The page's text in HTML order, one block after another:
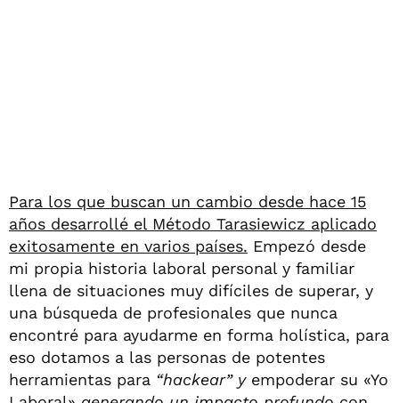
Para los que buscan un cambio desde hace 15
años desarrollé el Método Tarasiewicz aplicado
exitosamente en varios países. Empezó desde
mi propia historia laboral personal y familiar
llena de situaciones muy difíciles de superar, y
una búsqueda de profesionales que nunca
encontré para ayudarme en forma holística, para
eso dotamos a las personas de potentes
herramientas para “hackear” y empoderar su «Yo